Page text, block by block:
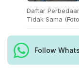
Daftar
Tidak Sama
Follow